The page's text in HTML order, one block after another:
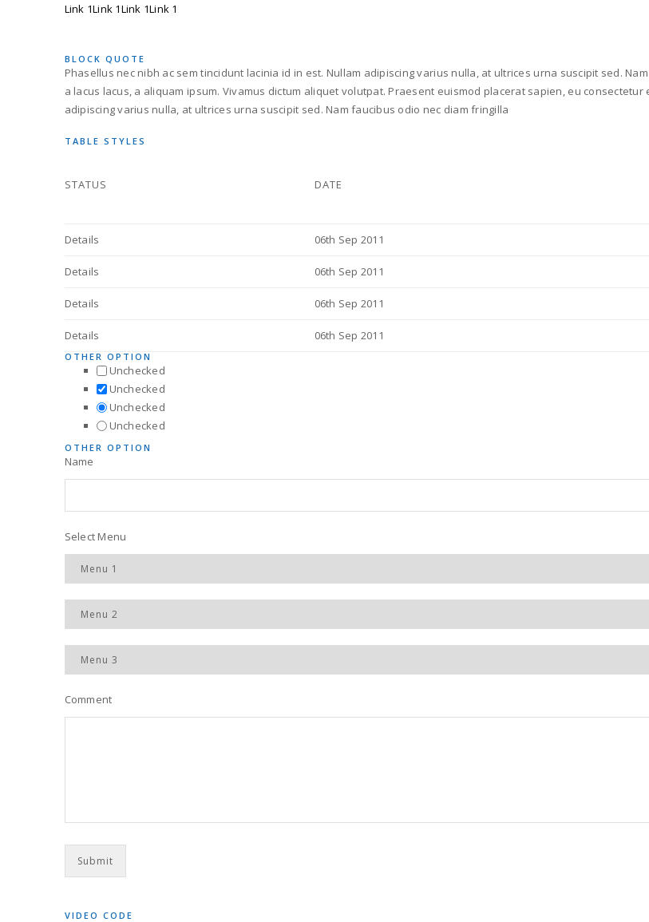
Link 1Link 1Link 1Link 1
BLOCK QUOTE
Phasellus nec nibh ac sem tincidunt lacinia id in est. Nullam adipiscing varius nulla, at ultrices urna suscipit sed.
a lacus lacus, a aliquam ipsum. Vivamus dictum aliquet volutpat. Praesent euismod placerat sapien, eu
adipiscing varius nulla, at ultrices urna suscipit sed. Nam faucibus odio nec diam fringilla
TABLE STYLES
STATUS DATE
Details 06th Sep 2011
Details 06th Sep 2011
Details 06th Sep 2011
Details 06th Sep 2011
OTHER OPTION
Unchecked
Unchecked
Unchecked
Unchecked
OTHER OPTION
Name
Select Menu
Comment
VIDEO CODE